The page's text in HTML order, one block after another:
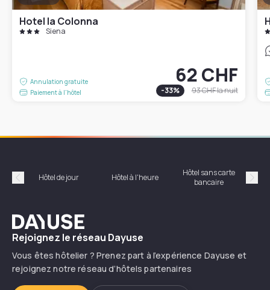
Hotel la Colonna
Siena
Annulation gratuite
Paiement à l'hôtel
62 CHF
-33% 93 CHFla nuit
Précédent
Hôtel de jour Hôtel à l'heure
Hôtel sans carte
bancaire
Dayuse
Rejoignez le réseau Dayuse
Vous êtes hôtelier ? Prenez part à l’expérience Dayuse et
rejoignez notre réseau d’hôtels partenaires